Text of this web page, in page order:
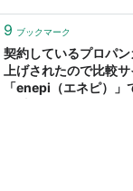
9 ブックマーク
契約しているプロパ
上げされたので比較
「enepi（エネピ）」